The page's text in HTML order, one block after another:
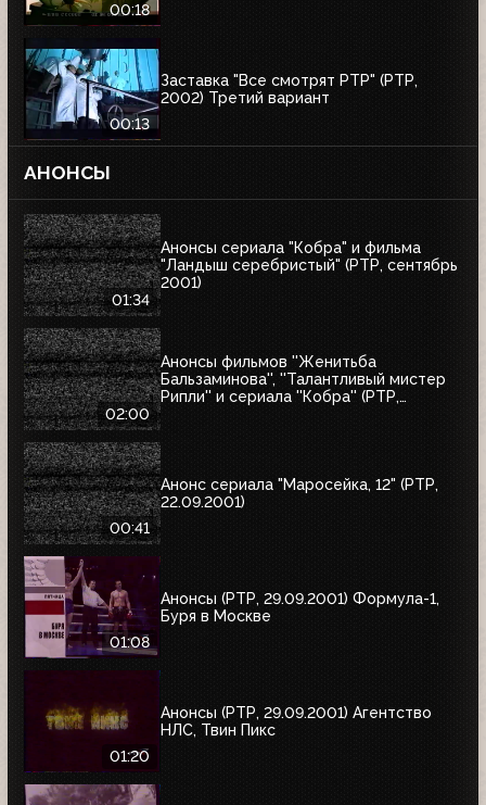
00:18
00:13
Заставка "Все смотрят РТР" (РТР,
2002) Третий вариант
АНОНСЫ
01:34
Анонсы сериала "Кобра" и фильма
"Ландыш серебристый" (РТР, сентябрь
2001)
02:00
Анонсы фильмов ''Женитьба
Бальзаминова'', ''Талантливый мистер
Рипли'' и сериала ''Кобра'' (РТР,
00:41
Анонс сериала "Маросейка, 12" (РТР,
22.09.2001)
01:08
Анонсы (РТР, 29.09.2001) Формула-1,
Буря в Москве
01:20
Анонсы (РТР, 29.09.2001) Агентство
НЛС, Твин Пикс